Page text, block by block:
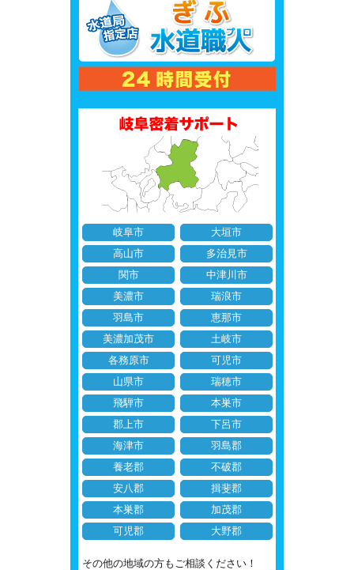
岐阜市
大垣市
高山市
多治見市
関市
中津川市
美濃市
瑞浪市
羽島市
恵那市
美濃加茂市
土岐市
各務原市
可児市
山県市
瑞穂市
飛騨市
本巣市
郡上市
下呂市
海津市
羽島郡
養老郡
不破郡
安八郡
揖斐郡
本巣郡
加茂郡
可児郡
大野郡
その他の地域の方もご相談ください！